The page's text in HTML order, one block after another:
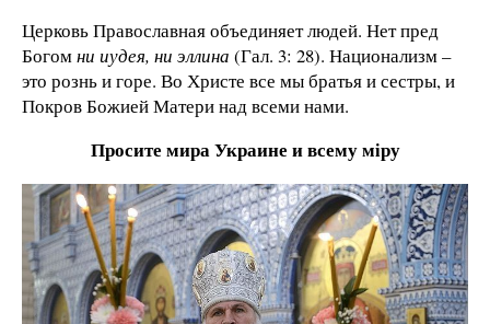
Церковь Православная объединяет людей. Нет пред
Богомни иудея, ни эллина (Гал. 3: 28). Национализм –
это рознь и горе. Во Христе все мы братья и сестры, и
Покров Божией Матери над всеми нами.
Просите мира Украине и всему мiру